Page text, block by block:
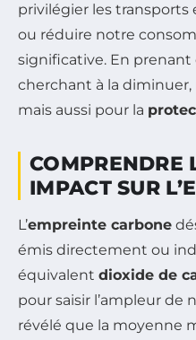
privilégier les
ou réduire notre
significative. En
cherchant à la
mais aussi pour la
COMPRENDRE
IMPACT SUR
L’empreinte carbone
émis directement ou
équivalent dioxide de
pour saisir l’ampleur de
révélé que la moyenne